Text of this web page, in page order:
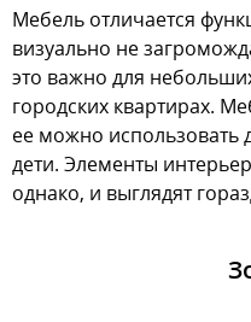
Мебель отличается
визуально не
это важно для
городских квартирах.
ее можно использовать
дети. Элементы
однако, и выглядят